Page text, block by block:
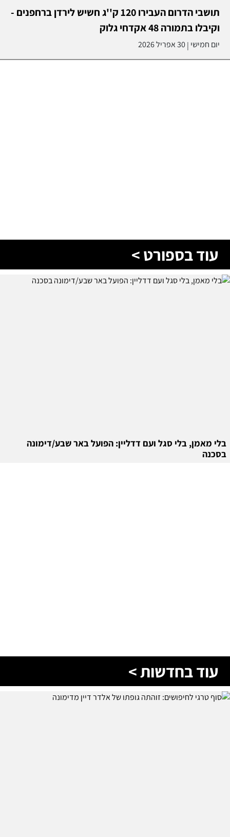
תושבי הדרום העבירו 120 ק''ג חשיש לירדן ברחפנים -
וקיבלו בתמורה 48 אקדחי גלוק
יום חמישי |30 אפריל 2026
עוד בספורט >
בלי מאמן, בלי סגל ועם דדליין: הפועל באר שבע/דימונה
בסכנה
עוד בחדשות >